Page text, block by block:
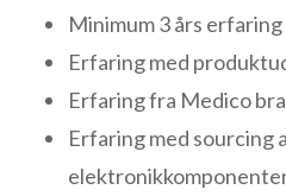
Minimum 3 års erfaring
Erfaring med
Erfaring fra Medico
Erfaring med sourcing